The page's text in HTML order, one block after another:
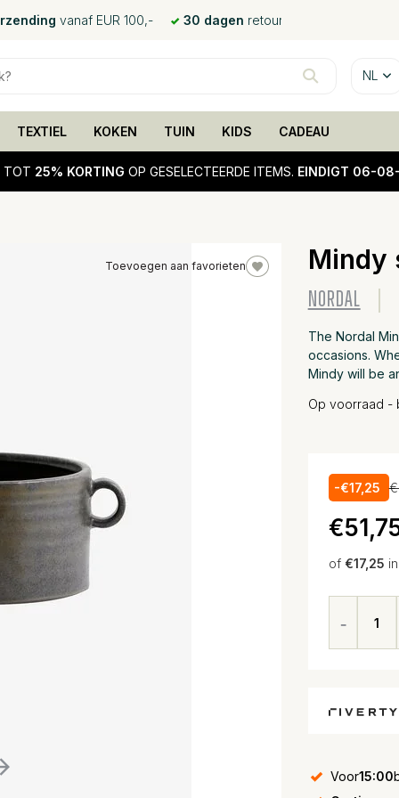
vanaf EUR 100,- 30 dagen retour
NL
TEXTIEL KOKEN TUIN KIDS CADEAU
TOT 25% KORTING OP GESELECTEERDE ITEMS. EINDIGT 06-
Toevoegen aan favorieten
25%
sale
Mindy
NORDAL
The Nordal
occasions.
Mindy will be
Op voorraad -
-€17,25
of €17,25
Voor15:00